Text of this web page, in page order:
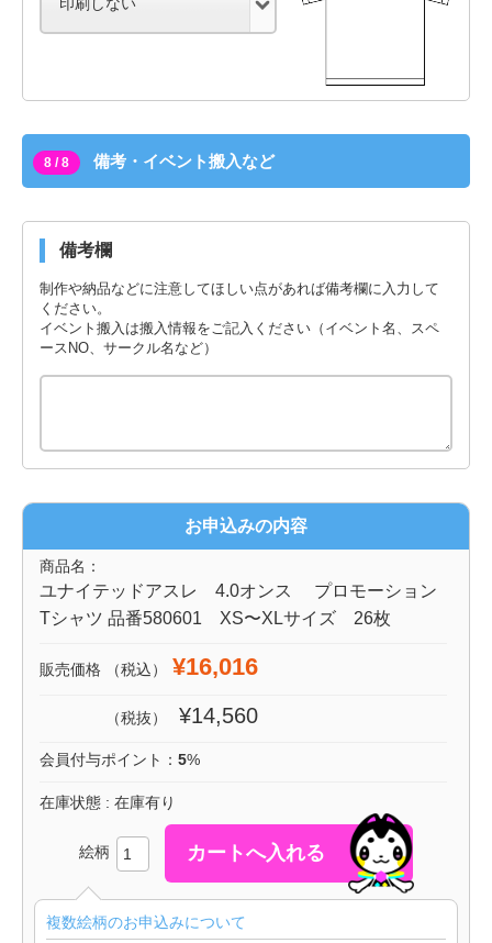
8 / 8 備考・イベント搬入など
備考欄
制作や納品などに注意してほしい点があれば備考欄に入力して
ください。
イベント搬入は搬入情報をご記入ください（イベント名、スペ
ースNO、サークル名など）
お申込みの内容
商品名：
ユナイテッドアスレ 4.0オンス プロモーション
Tシャツ 品番580601 XS〜XLサイズ 26枚
販売価格 （税込） ¥16,016
（税抜） ¥14,560
会員付与ポイント： 5%
在庫状態 : 在庫有り
絵柄
複数絵柄のお申込みについて